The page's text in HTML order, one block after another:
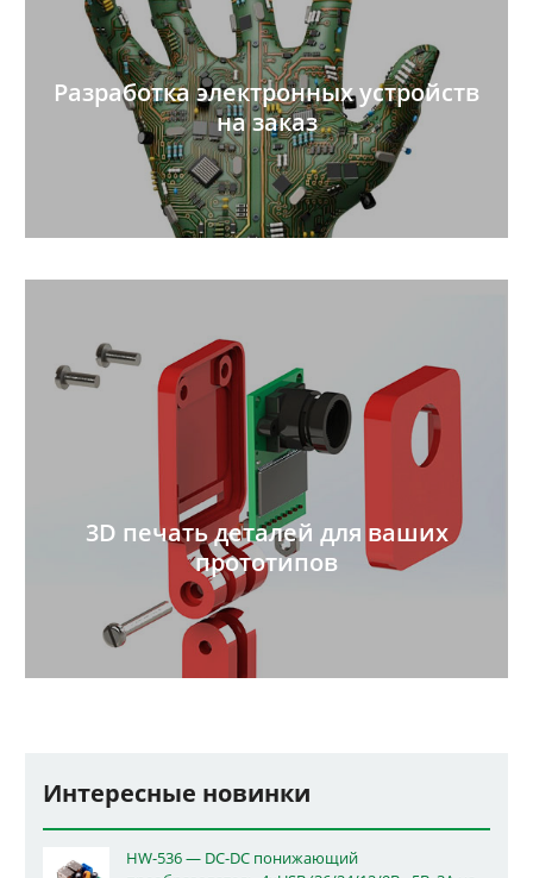
Разработка электронных устройств
на заказ
3D печать деталей для ваших
прототипов
Интересные новинки
HW-536 — DC-DC понижающий